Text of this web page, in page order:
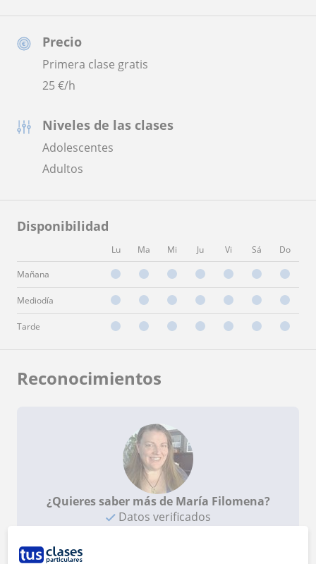
Precio
Primera clase gratis
25€/h
Niveles de las clases
Adolescentes
Adultos
Disponibilidad
Lu Ma Mi Ju Vi Sá Do
Mañana
Mediodía
Tarde
Reconocimientos
¿Quieres saber más de María Filomena?
Datos verificados